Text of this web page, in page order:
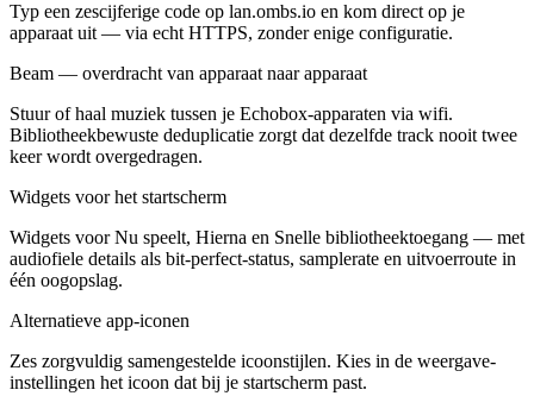
Typ een zescijferige code op lan.ombs.io en kom direct op je
apparaat uit — via echt HTTPS, zonder enige configuratie.
Beam — overdracht van apparaat naar apparaat
Stuur of haal muziek tussen je Echobox-apparaten via wifi.
Bibliotheekbewuste deduplicatie zorgt dat dezelfde track nooit twee
keer wordt overgedragen.
Widgets voor het startscherm
Widgets voor Nu speelt, Hierna en Snelle bibliotheektoegang — met
audiofiele details als bit-perfect-status, samplerate en uitvoerroute in
één oogopslag.
Alternatieve app-iconen
Zes zorgvuldig samengestelde icoonstijlen. Kies in de weergave-
instellingen het icoon dat bij je startscherm past.